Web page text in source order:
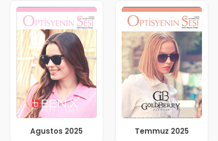
Agustos 2025 Temmuz 2025